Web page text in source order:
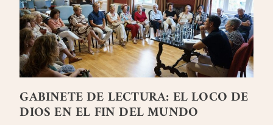
GABINETE DE LECTURA: EL LOCO DE
DIOS EN EL FIN DEL MUNDO